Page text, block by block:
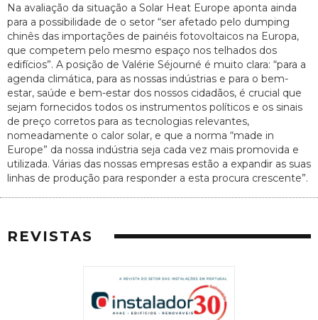
Na avaliação da situação a Solar Heat Europe aponta ainda
para a possibilidade de o setor “ser afetado pelo dumping
chinês das importações de painéis fotovoltaicos na Europa,
que competem pelo mesmo espaço nos telhados dos
edifícios”. A posição de Valérie Séjourné é muito clara: “para a
agenda climática, para as nossas indústrias e para o bem-
estar, saúde e bem-estar dos nossos cidadãos, é crucial que
sejam fornecidos todos os instrumentos políticos e os sinais
de preço corretos para as tecnologias relevantes,
nomeadamente o calor solar, e que a norma “made in
Europe” da nossa indústria seja cada vez mais promovida e
utilizada. Várias das nossas empresas estão a expandir as suas
linhas de produção para responder a esta procura crescente”.
REVISTAS